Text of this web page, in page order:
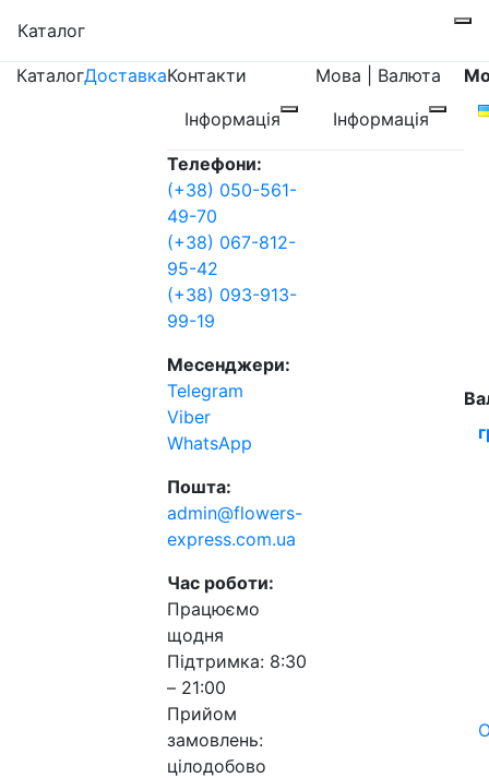
Каталог
КаталогДоставкаКонтакти
Інформація
Телефони:
(+38) 050-561-
49-70
(+38) 067-812-
95-42
(+38) 093-913-
99-19
Месенджери:
Telegram
Viber
WhatsApp
Пошта:
admin@flowers-
express.com.ua
Час роботи:
Працюємо
щодня
Підтримка: 8:30
– 21:00
Прийом
замовлень:
цілодобово
Мова | Валюта
Інформація